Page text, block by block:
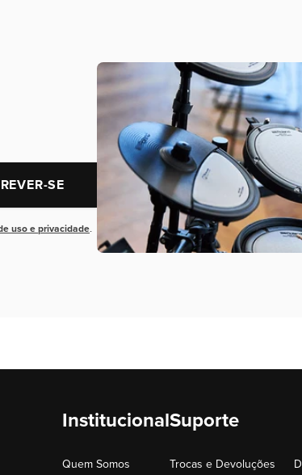
SE
uso e privacidade
Institucional
Quem Somos
Suporte
Trocas e Devoluções